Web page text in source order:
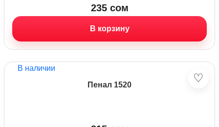
235 сом
В корзину
В наличии
♡
Пенал 1520